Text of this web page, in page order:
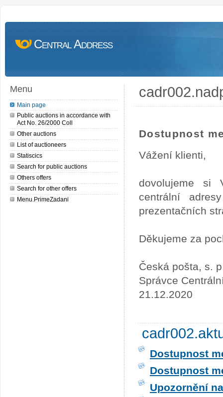
Central Address
Menu
Main page
Public auctions in accordance with
Act No. 26/2000 Coll
Other auctions
List of auctioneers
Statiscics
Search for public auctions
Others offers
Search for other offers
Menu.PrimeZadani
Dostupnost
Vážení klienti,
dovolujeme si
centrální
prezentačních
Děkujeme za
Česká pošta, s.
Správce
21.12.2020
Dostupnost
Dostupnost
Upozornění